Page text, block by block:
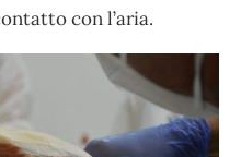
con l’aria.